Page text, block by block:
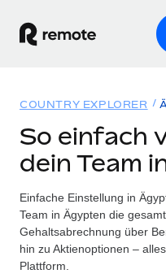
WELTWEITE
Globale Payroll
Einfache,
Employer of Record
Weltweites
Lösungen
WELTWEITE
Country Explorer
Länderspezifische
Ressourcen
TOOLS UND RECHNER
Preise
COUNTRY EXPLORER
So einfach
dein Team
Einfache Einstellung in
Team in Ägypten die
Gehaltsabrechnung über
hin zu Aktienoptionen –
Plattform.